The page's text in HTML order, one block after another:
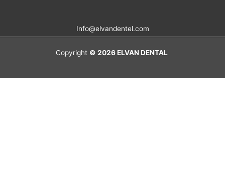
Info@elvandentel.com
Copyright © 2026ELVAN DENTAL